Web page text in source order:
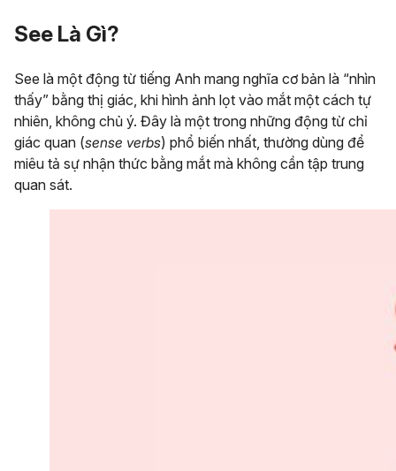
See Là Gì?
See là một động từ tiếng Anh mang nghĩa cơ bản là “nhìn
thấy” bằng thị giác, khi hình ảnh lọt vào mắt một cách tự
nhiên, không chủ ý. Đây là một trong những động từ chỉ
giác quan (sense verbs) phổ biến nhất, thường dùng để
miêu tả sự nhận thức bằng mắt mà không cần tập trung
quan sát.